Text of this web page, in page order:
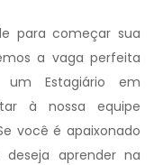
para começar sua
a vaga perfeita
um Estagiário em
à nossa equipe
você é apaixonado
aprender na